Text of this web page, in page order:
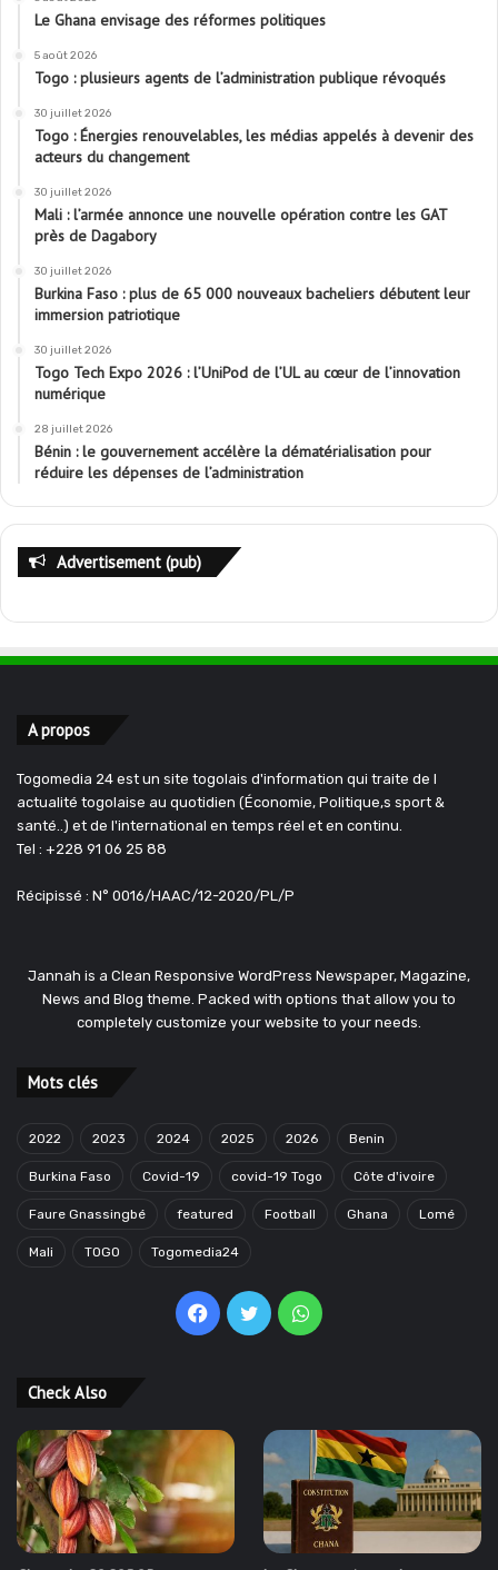
Le Ghana envisage des réformes politiques
5 août 2026
Togo : plusieurs agents de l’administration publique révoqués
30 juillet 2026
Togo : Énergies renouvelables, les médias appelés à devenir des
acteurs du changement
30 juillet 2026
Mali : l’armée annonce une nouvelle opération contre les GAT
près de Dagabory
30 juillet 2026
Burkina Faso : plus de 65 000 nouveaux bacheliers débutent leur
immersion patriotique
30 juillet 2026
Togo Tech Expo 2026 : l’UniPod de l’UL au cœur de l’innovation
numérique
28 juillet 2026
Bénin : le gouvernement accélère la dématérialisation pour
réduire les dépenses de l’administration
Advertisement (pub)
A propos
Togomedia 24 est un site togolais d'information qui traite de l
actualité togolaise au quotidien (Économie, Politique,s sport &
santé..) et de l'international en temps réel et en continu.
Tel : +228 91 06 25 88
Récipissé : N° 0016/HAAC/12-2020/PL/P
Jannah is a Clean Responsive WordPress Newspaper, Magazine,
News and Blog theme. Packed with options that allow you to
completely customize your website to your needs.
Mots clés
2022 2023 2024 2025 2026 Benin
Burkina Faso Covid-19 covid-19 Togo Côte d'ivoire
Faure Gnassingbé featured Football Ghana Lomé
Mali TOGO Togomedia24
Facebook
TwitterWhatsApp
Check Also